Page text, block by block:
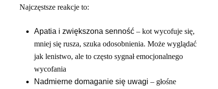
Najczęstsze reakcje to:
Apatia i zwiększona senność – kot wycofuje się,
mniej się rusza, szuka odosobnienia. Może wyglądać
jak lenistwo, ale to często sygnał emocjonalnego
wycofania
Nadmierne domaganie się uwagi – głośne